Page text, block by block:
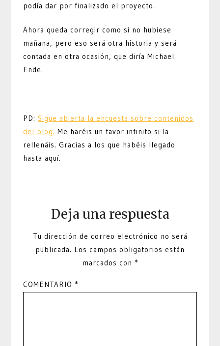
podía dar por finalizado el proyecto.
Ahora queda corregir como si no hubiese
mañana, pero eso será otra historia y será
contada en otra ocasión, que diría Michael
Ende.
PD:Sigue abierta la encuesta sobre contenidos
del blog. Me haréis un favor infinito si la
rellenáis. Gracias a los que habéis llegado
hasta aquí.
Deja una respuesta
Tu dirección de correo electrónico no será
publicada. Los campos obligatorios están
marcados con *
COMENTARIO *